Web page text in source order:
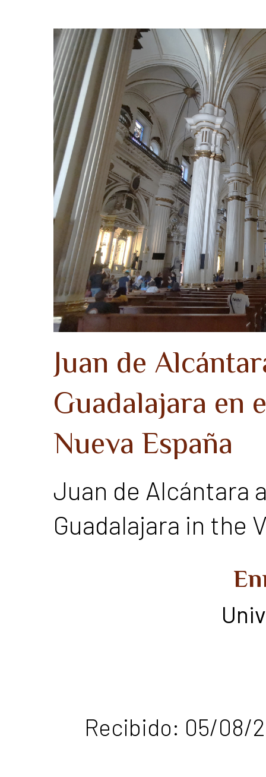
Juan de
Guadalajara en
Nueva España
Juan de Alcántara
Guadalajara in the
Recibido: 05/08/